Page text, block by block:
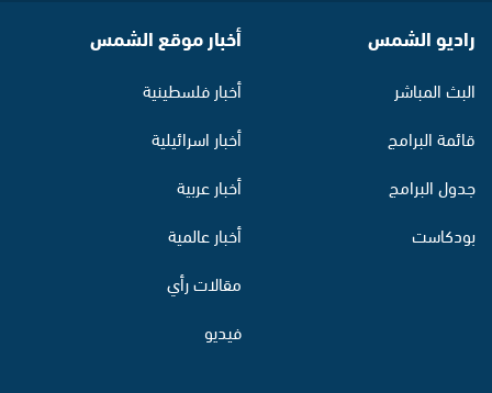
راديو الشمس
البث المباشر
قائمة البرامج
جدول البرامج
بودكاست
أخبار موقع الشمس
أخبار فلسطينية
أخبار اسرائيلية
أخبار عربية
أخبار عالمية
مقالات رأي
فيديو